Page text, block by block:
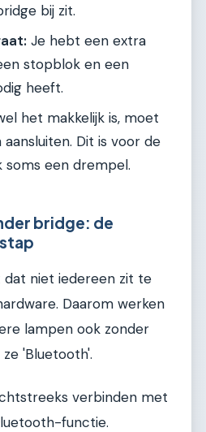
bij zit.
Je hebt een extra
stopblok en een
heeft.
het makkelijk is, moet
Dit is voor de
een drempel.
bridge: de
dat niet iedereen zit te
Daarom werken
lampen ook zonder
'Bluetooth'.
verbinden met
functie.